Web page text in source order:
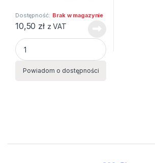
Dostępność: Brak w magazynie
10,50 zł z VAT
BIBUŁA MARSZCZONA 25X200 MIX
Powiadom o dostępności